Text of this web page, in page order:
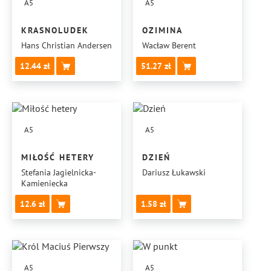
A5
KRASNOLUDEK
Hans Christian Andersen
12.44
A5
OZIMINA
Wacław Berent
51.27
A5
MIŁOŚĆ HETERY
Stefania Jagielnicka-
Kamieniecka
12.6
A5
DZIEŃ
Dariusz Łukawski
1.58
A5 A5